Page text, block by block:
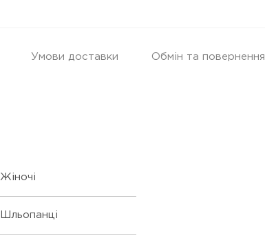
Умови доставки Обмін та повернення
Жіночі
Шльопанці